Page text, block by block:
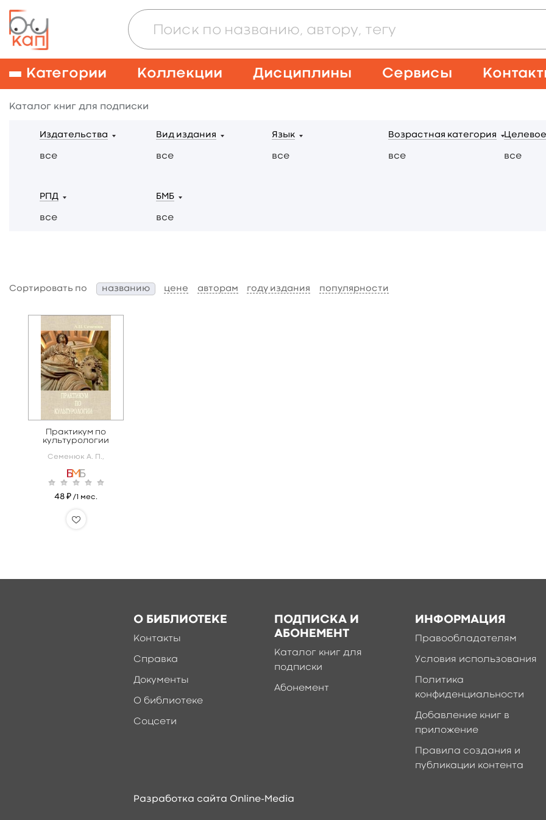
Категории Коллекции Дисциплины Сервисы
Каталог книг для подписки
Издательства
все
Вид издания
все
Язык
все
Возрастная категория
все все
РПД
все
БМБ
все
Сортировать по названию цене авторам году издания популярности
Практикум по
культурологии
Семенюк А. П.,
48 ₽ /1 мес.
О БИБЛИОТЕКЕ
Контакты
Справка
Документы
О библиотеке
Соцсети
ПОДПИСКА И
АБОНЕМЕНТ
Каталог книг для
подписки
Абонемент
ИНФОРМАЦИЯ
Правообладателям
Условия использования
Политика
конфиденциальности
Добавление книг в
приложение
Правила создания и
публикации контента
Разработка сайта Online-Media